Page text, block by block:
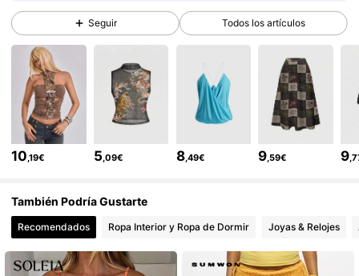
4,86 4.1M Seguidores
4.1M Seguidores
4.1M Seguidores
4,86 4.1M Seguidores
Seguir Todos los artículos
10,19€ 5,09€ 8,49€ 9,59€ 9
También Podría Gustarte
Recomendados Ropa Interior y Ropa de Dormir Joyas & Relojes